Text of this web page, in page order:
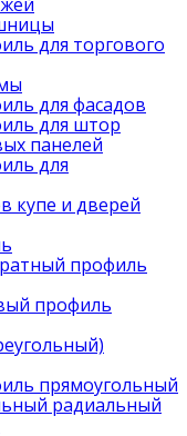
для торгового
для фасадов
для штор
панелей
для
купе и дверей
профиль
профиль
прямоугольный
радиальный